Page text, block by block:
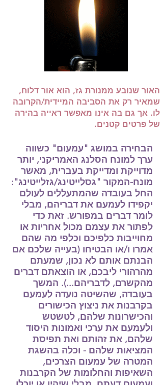
האור שנובע ממנורת גז, הוא אור דלוח,
שמאיר רק את הסביבה המיידית/הקרובה
לו. אך גם בה אינו מאפשר ראייה בהירה
של פרטים קטנים.
הבחירה במושג "עמעום" כשווה
ערך למונח הסלנג האמריקני, יותר
מדוייקת ומדייקת בעברית, מאשר
מונח-המקור "גסלייטינג/גזלייטינג":
החל בעובדה שהמתעללים לעולם
יקפידו לעמעם את דבריהם, מבלי
לומר דברים במפורש. זאת כדי
לפתור את עצמם מכול אחריות או
מחוייבות כלפיכם וכלפי מה שהם
אמרו ו/או הבטיחו (בעייה שלכם אם
הבנתם אותם לא נכון, שמעתם
מהרהורי ליבכם, או הוצאתם דברים
מהקשרם, לדבריהם...). המשך
בעובדה, שהשיטה נועדה לעמעם
בקרבנות את ניצוץ הכישורים
והכישרונות שלהם, לטשטש
ולעמעם את ערכי ואמונות היסוד
שלהם, את זהותם ואת תפיסת
המציאות שלהם - וכלה בהשגת
המטרה של עמעום הצרכים,
השאיפות והחלומות של הקרבנות